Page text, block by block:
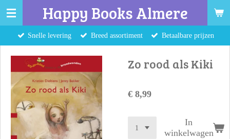
Ga
naar
hoofdinhoud
Happy Books Almere
Snelle levering Breed assortiment Betaalbare prijzen
Zo rood als Kiki
€ 8,99
In
winkelwagen